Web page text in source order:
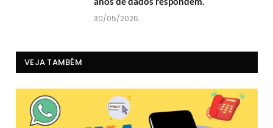
30/05/2026
VEJA TAMBÉM